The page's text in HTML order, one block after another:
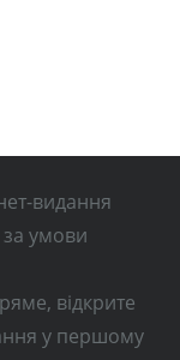
видання
умови
відкрите
у першому